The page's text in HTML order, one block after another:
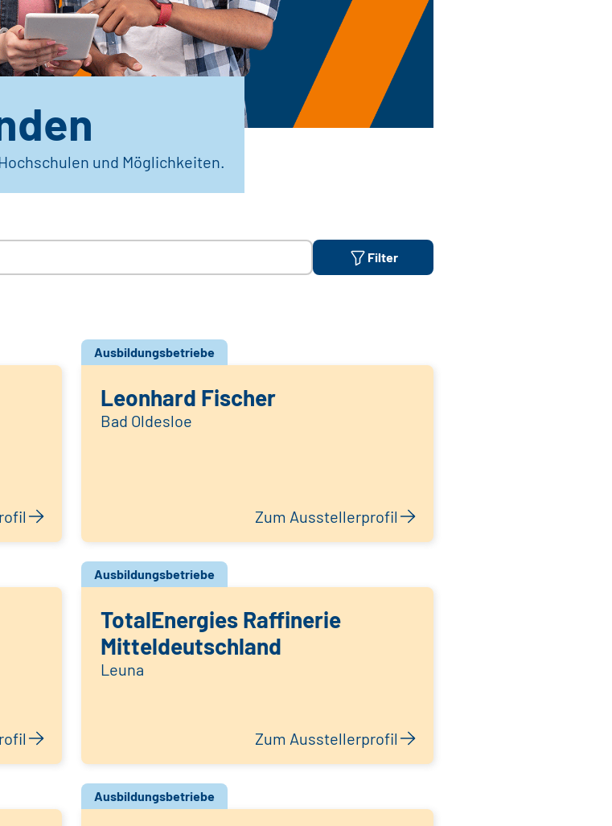
und Möglichkeiten.
Filter
Ausbildungsbetriebe
Leonhard Fischer
Bad Oldesloe
Zum Ausstellerprofil
Ausbildungsbetriebe
TotalEnergies Raffinerie
Mitteldeutschland
Leuna
Zum Ausstellerprofil
Ausbildungsbetriebe